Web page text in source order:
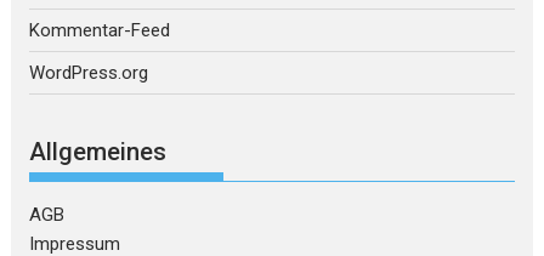
Kommentar-Feed
WordPress.org
Allgemeines
AGB
Impressum